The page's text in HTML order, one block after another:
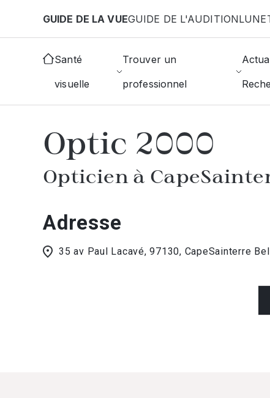
GUIDE DE LA VUEGUIDE DE L'AUDITION
Santé
visuelle
Trouver un
professionnel
Accueil Choisir mon opticien Capesainterre-
Optic 2000
Opticien à
Adresse
35 av Paul Lacavé, 97130, CapeSainterre